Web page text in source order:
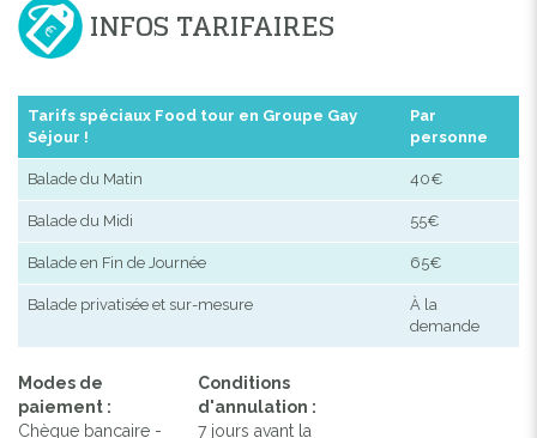
INFOS TARIFAIRES
Tarifs spéciaux Food tour en Groupe Gay
Séjour !
Par
personne
Balade du Matin 40€
Balade du Midi 55€
Balade en Fin de Journée 65€
Balade privatisée et sur-mesure
À la
demande
Modes de
paiement :
Chèque bancaire -
Conditions
d'annulation :
7 jours avant la